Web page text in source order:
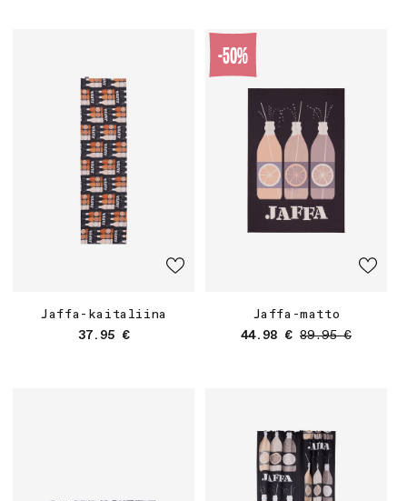
Jaffa-kaitaliina
Normaalihinta
37.95 €
Jaffa-matto
Myyntihinta
44.98 € Normaalihinta
89.95 €
-50%